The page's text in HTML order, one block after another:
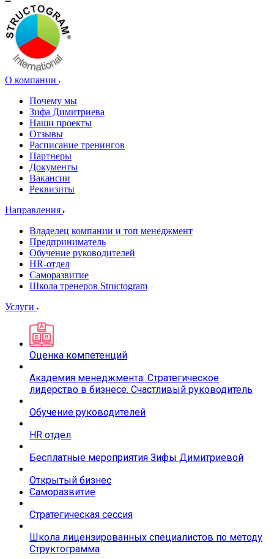
О компании
Почему мы
Зифа Димитриева
Наши проекты
Отзывы
Расписание тренингов
Партнеры
Документы
Вакансии
Реквизиты
Направления
Владелец компании и топ менеджмент
Предприниматель
Обучение руководителей
HR-отдел
Саморазвитие
Школа тренеров Structogram
Услуги
Оценка компетенций
Академия менеджмента: Стратегическое
лидерство в бизнесе. Счастливый руководитель
Обучение руководителей
HR отдел
Бесплатные мероприятия Зифы Димитриевой
Открытый бизнес
Саморазвитие
Стратегическая сессия
Школа лицензированных специалистов по методу
Структограмма